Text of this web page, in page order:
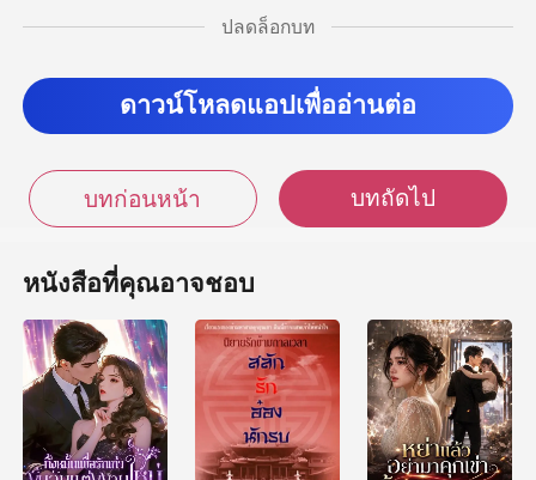
ปลดล็อกบท
ดาวน์โหลดแอปเพื่ออ่านต่อ
บทก่อนหน้า บทถัดไป
หนังสือที่คุณอาจชอบ